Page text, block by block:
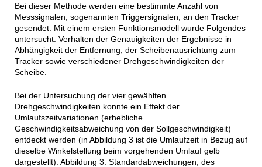
Bei dieser Methode werden eine bestimmte Anzahl von
Messsignalen, sogenannten Triggersignalen, an den Tracker
gesendet. Mit einem ersten Funktionsmodell wurde Folgendes
untersucht: Verhalten der Genauigkeiten der Ergebnisse in
Abhängigkeit der Entfernung, der Scheibenausrichtung zum
Tracker sowie verschiedener Drehgeschwindigkeiten der
Scheibe.
Bei der Untersuchung der vier gewählten
Drehgeschwindigkeiten konnte ein Effekt der
Umlaufszeitvariationen (erhebliche
Geschwindigkeitsabweichung von der Sollgeschwindigkeit)
entdeckt werden (in Abbildung 3 ist die Umlaufzeit in Bezug auf
dieselbe Winkelstellung beim vorgehenden Umlauf gelb
dargestellt). Abbildung 3: Standardabweichungen, des